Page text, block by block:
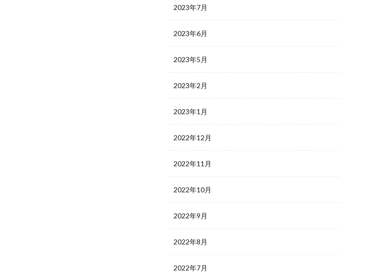
2023年7月
2023年6月
2023年5月
2023年2月
2023年1月
2022年12月
2022年11月
2022年10月
2022年9月
2022年8月
2022年7月